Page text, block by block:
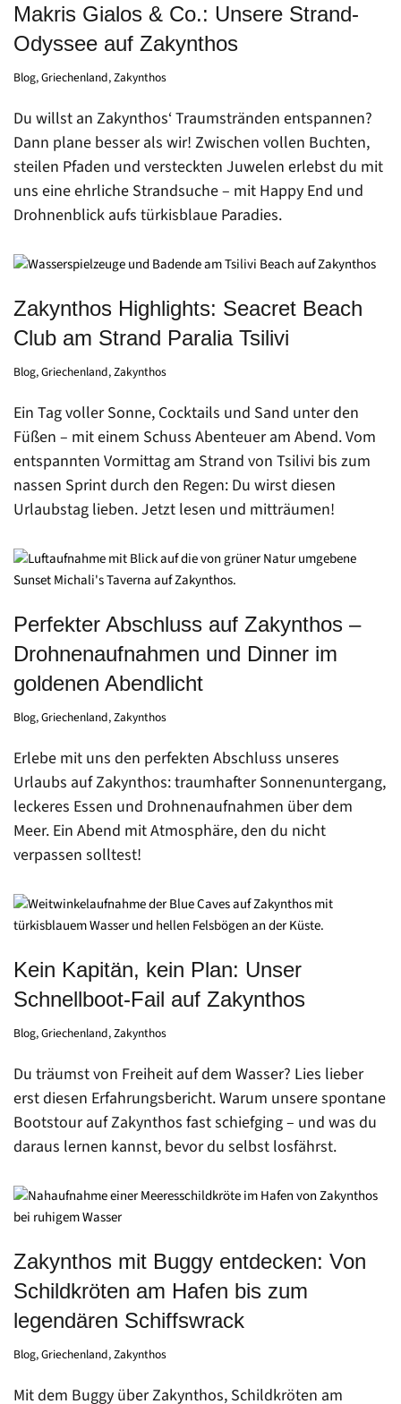
Makris Gialos & Co.: Unsere Strand-
Odyssee auf Zakynthos
Blog,Griechenland,Zakynthos
Du willst an Zakynthos‘ Traumstränden entspannen?
Dann plane besser als wir! Zwischen vollen Buchten,
steilen Pfaden und versteckten Juwelen erlebst du mit
uns eine ehrliche Strandsuche – mit Happy End und
Drohnenblick aufs türkisblaue Paradies.
Zakynthos Highlights: Seacret Beach
Club am Strand Paralia Tsilivi
Blog,Griechenland,Zakynthos
Ein Tag voller Sonne, Cocktails und Sand unter den
Füßen – mit einem Schuss Abenteuer am Abend. Vom
entspannten Vormittag am Strand von Tsilivi bis zum
nassen Sprint durch den Regen: Du wirst diesen
Urlaubstag lieben. Jetzt lesen und mitträumen!
Perfekter Abschluss auf Zakynthos –
Drohnenaufnahmen und Dinner im
goldenen Abendlicht
Blog,Griechenland,Zakynthos
Erlebe mit uns den perfekten Abschluss unseres
Urlaubs auf Zakynthos: traumhafter Sonnenuntergang,
leckeres Essen und Drohnenaufnahmen über dem
Meer. Ein Abend mit Atmosphäre, den du nicht
verpassen solltest!
Kein Kapitän, kein Plan: Unser
Schnellboot-Fail auf Zakynthos
Blog,Griechenland,Zakynthos
Du träumst von Freiheit auf dem Wasser? Lies lieber
erst diesen Erfahrungsbericht. Warum unsere spontane
Bootstour auf Zakynthos fast schiefging – und was du
daraus lernen kannst, bevor du selbst losfährst.
Zakynthos mit Buggy entdecken: Von
Schildkröten am Hafen bis zum
legendären Schiffswrack
Blog,Griechenland,Zakynthos
Mit dem Buggy über Zakynthos, Schildkröten am